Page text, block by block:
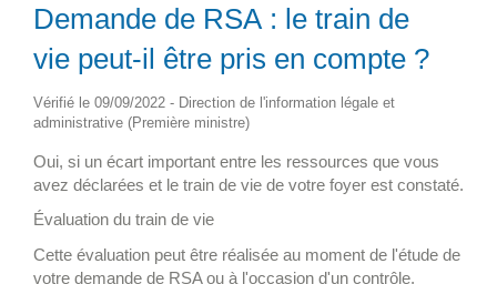
Demande de RSA : le train de
vie peut-il être pris en compte ?
Vérifié le 09/09/2022 - Direction de l'information légale et
administrative (Première ministre)
Oui, si un écart important entre les ressources que vous
avez déclarées et le train de vie de votre foyer est constaté.
Évaluation du train de vie
Cette évaluation peut être réalisée au moment de l'étude de
votre demande de RSA ou à l'occasion d'un contrôle.